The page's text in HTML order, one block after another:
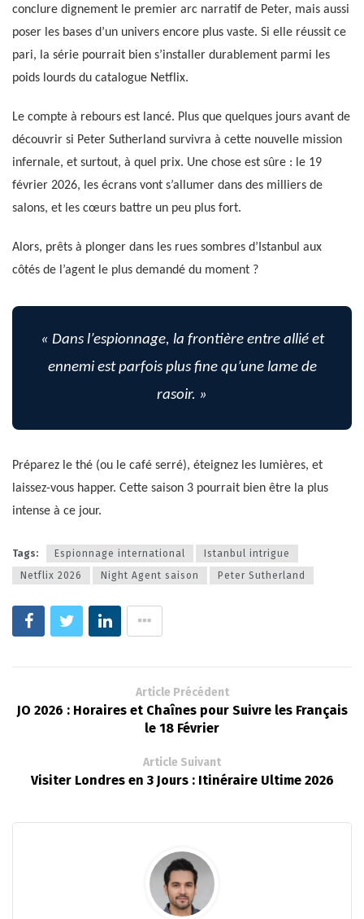
conclure dignement le premier arc narratif de Peter, mais aussi
poser les bases d’un univers encore plus vaste. Si elle réussit ce
pari, la série pourrait bien s’installer durablement parmi les
poids lourds du catalogue Netflix.
Le compte à rebours est lancé. Plus que quelques jours avant de
découvrir si Peter Sutherland survivra à cette nouvelle mission
infernale, et surtout, à quel prix. Une chose est sûre : le 19
février 2026, les écrans vont s’allumer dans des milliers de
salons, et les cœurs battre un peu plus fort.
Alors, prêts à plonger dans les rues sombres d’Istanbul aux
côtés de l’agent le plus demandé du moment ?
« Dans l’espionnage, la frontière entre allié et
ennemi est parfois plus fine qu’une lame de
rasoir. »
Préparez le thé (ou le café serré), éteignez les lumières, et
laissez-vous happer. Cette saison 3 pourrait bien être la plus
intense à ce jour.
Tags: Espionnage international
Istanbul intrigue
Netflix 2026
Night Agent saison Peter Sutherland
Article Précédent
JO 2026 : Horaires et Chaînes pour Suivre les Français
le 18 Février
Article Suivant
Visiter Londres en 3 Jours : Itinéraire Ultime 2026